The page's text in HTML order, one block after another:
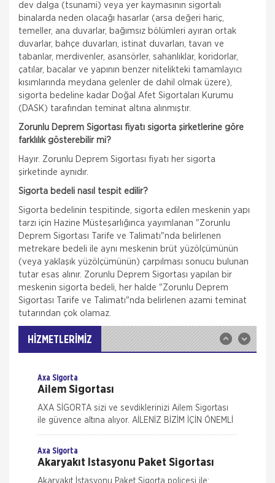
dev dalga (tsunami) veya yer kaymasının sigortalı
binalarda neden olacağı hasarlar (arsa değeri hariç,
temeller, ana duvarlar, bağımsız bölümleri ayıran ortak
duvarlar, bahçe duvarları, istinat duvarları, tavan ve
tabanlar, merdivenler, asansörler, sahanlıklar, koridorlar,
çatılar, bacalar ve yapının benzer nitelikteki tamamlayıcı
kısımlarında meydana gelenler de dahil olmak üzere),
sigorta bedeline kadar Doğal Afet Sigortaları Kurumu
(DASK) tarafından teminat altına alınmıştır.
Zorunlu Deprem Sigortası fiyatı sigorta şirketlerine göre
farklılık gösterebilir mi?
Hayır. Zorunlu Deprem Sigortası fiyatı her sigorta
şirketinde aynıdır.
Sigorta bedeli nasıl tespit edilir?
Sigorta bedelinin tespitinde, sigorta edilen meskenin yapı
tarzı için Hazine Müsteşarlığınca yayımlanan "Zorunlu
Deprem Sigortası Tarife ve Talimatı"nda belirlenen
metrekare bedeli ile aynı meskenin brüt yüzölçümünün
(veya yaklaşık yüzölçümünün) çarpılması sonucu bulunan
tutar esas alınır. Zorunlu Deprem Sigortası yapılan bir
meskenin sigorta bedeli, her halde "Zorunlu Deprem
Sigortası Tarife ve Talimatı"nda belirlenen azami teminat
tutarından çok olamaz.
HİZMETLERİMİZ
Aksigorta
Zorunlu Deprem Sigortası
Zorunlu Deprem Sigortası depremin, deprem
sonucu yangın, infilak, tsunami ve yer kaymasının
sigortalı binalarda neden olacağı hasarlara karşı
güvence sağlar. Teminatı Doğal Afetler
Aksigorta
İş Yeri Sigortası
İş yeri Paket Sigortası siz iş yeri sahipleri
düşünülerek mümkün olan tüm riskleri en ekonomik
Axa Sigorta
Ailem Sigortası
AXA SİGORTA sizi ve sevdiklerinizi Ailem Sigortası
ile güvence altına alıyor. AİLENİZ BİZİM İÇİN ÖNEMLİ
AXA SİGORTA sizi ve/veya ailenizi, ferdi kaza
Axa Sigorta
Akaryakıt İstasyonu Paket Sigortası
Akaryakıt İstasyonu Paket Sigorta poliçesi ile;